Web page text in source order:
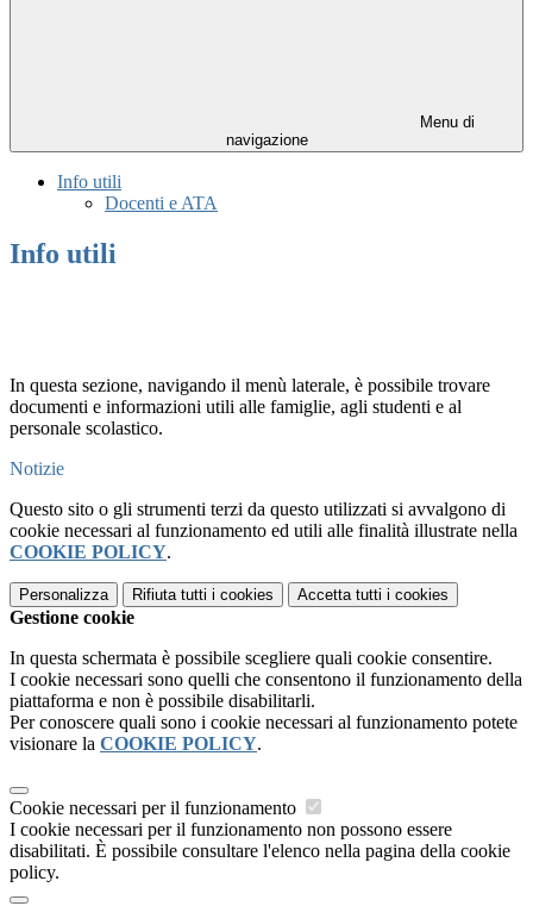
Menu di
navigazione
Info utili
Docenti e ATA
Info utili
In questa sezione, navigando il menù laterale, è possibile trovare
documenti e informazioni utili alle famiglie, agli studenti e al
personale scolastico.
Notizie
Questo sito o gli strumenti terzi da questo utilizzati si avvalgono di
cookie necessari al funzionamento ed utili alle finalità illustrate nella
COOKIE POLICY.
Personalizza Rifiuta tutti i cookies Accetta tutti i cookies
Gestione cookie
In questa schermata è possibile scegliere quali cookie consentire.
I cookie necessari sono quelli che consentono il funzionamento della
piattaforma e non è possibile disabilitarli.
Per conoscere quali sono i cookie necessari al funzionamento potete
visionare la COOKIE POLICY.
Cookie necessari per il funzionamento
I cookie necessari per il funzionamento non possono essere
disabilitati. È possibile consultare l'elenco nella pagina della cookie
policy.